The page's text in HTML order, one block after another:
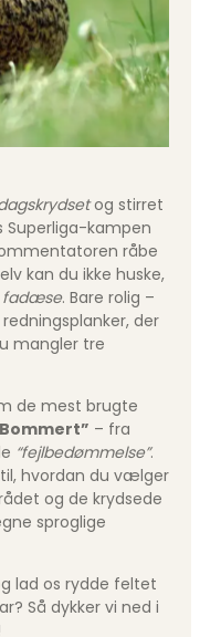
og stirret
kampen
råbe
kan du ikke huske,
fadæse. Bare rolig –
der
mangler tre
de mest brugte
– fra
“fejlbedømmelse”.
hvordan du vælger
og de krydsede
sproglige
lad os rydde feltet
Så dykker vi ned i